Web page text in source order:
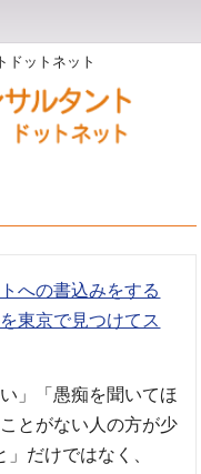
ドットネット
への書込みをする
東京で見つけてス
」「愚痴を聞いてほ
とがない人の方が少
だけではなく、